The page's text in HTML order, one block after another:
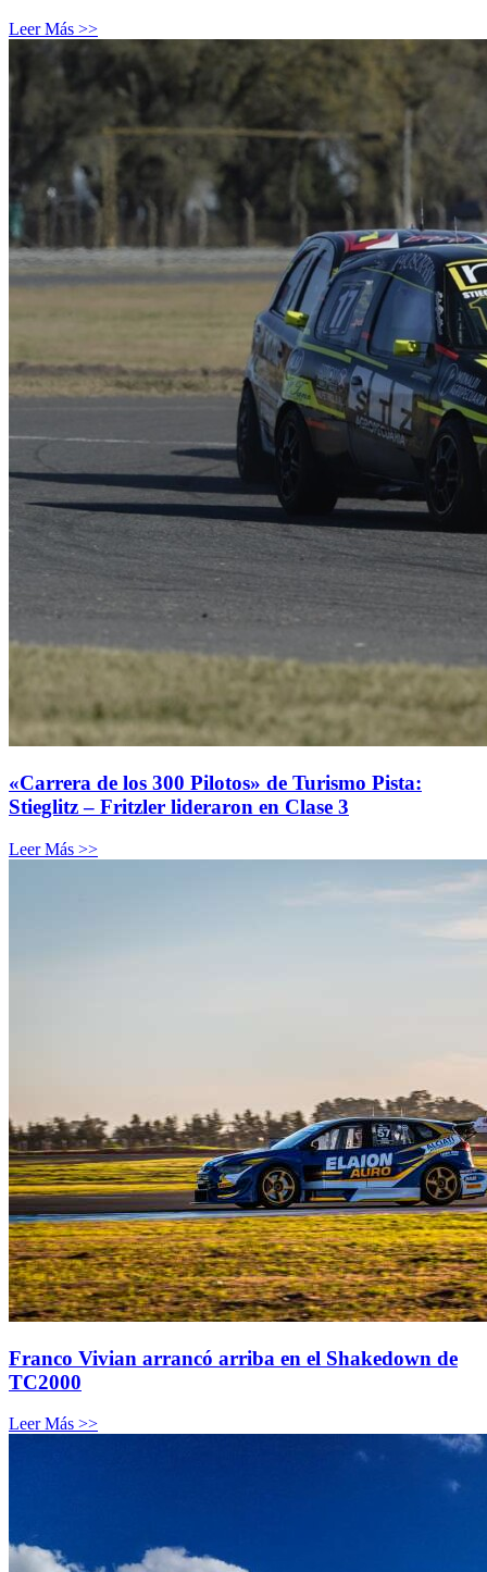
Leer Más >>
«Carrera de los 300 Pilotos» de Turismo Pista:
Stieglitz – Fritzler lideraron en Clase 3
Leer Más >>
Franco Vivian arrancó arriba en el Shakedown de
TC2000
Leer Más >>